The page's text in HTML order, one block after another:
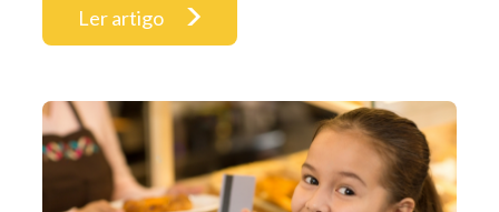
Ler artigo